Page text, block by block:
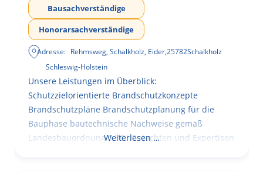
Bausachverständige
Honorarsachverständige
Adresse: Rehmsweg, Schalkholz, Eider,25782Schalkholz
Schleswig-Holstein
Unsere Leistungen im Überblick:
Schutzzielorientierte Brandschutzkonzepte
Brandschutzpläne Brandschutzplanung für die
Bauphase bautechnische Nachweise gemäß
Landesbauordnung (LBO) Gutachten und Expertisen
Weiterlesen …